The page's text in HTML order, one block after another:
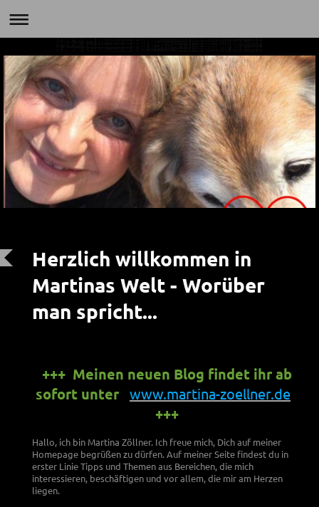
Herzlich willkommen in
Martinas Welt - Worüber
man spricht...
+++ Meinen neuen Blog findet ihr ab
sofort unter www.martina-zoellner.de
+++
Hallo, ich bin Martina Zöllner. Ich freue mich, Dich auf meiner
Homepage begrüßen zu dürfen. Auf meiner Seite findest du in
erster Linie Tipps und Themen aus Bereichen, die mich
interessieren, beschäftigen und vor allem, die mir am Herzen
liegen.